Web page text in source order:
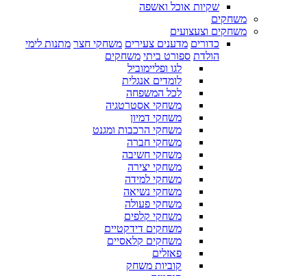
שקיות אוכל ואשפה
משחקים
משחקים וצעצועים
כדורים מדענים צעירים משחקי חצר מתנות לימי
הולדת ספורט ביתי משחקים
לגו ופליימוביל
לומדים אנגלית
לכל המשפחה
משחקי אסטרטגיה
משחקי דמיון
משחקי הרכבות ומגנט
משחקי חברה
משחקי חשיבה
משחקי יצירה
משחקי למידה
משחקי נשיאה
משחקי פעולה
משחקי קלפים
משחקים דידקטיים
משחקים קלאסיים
פאזלים
קוביות משחק